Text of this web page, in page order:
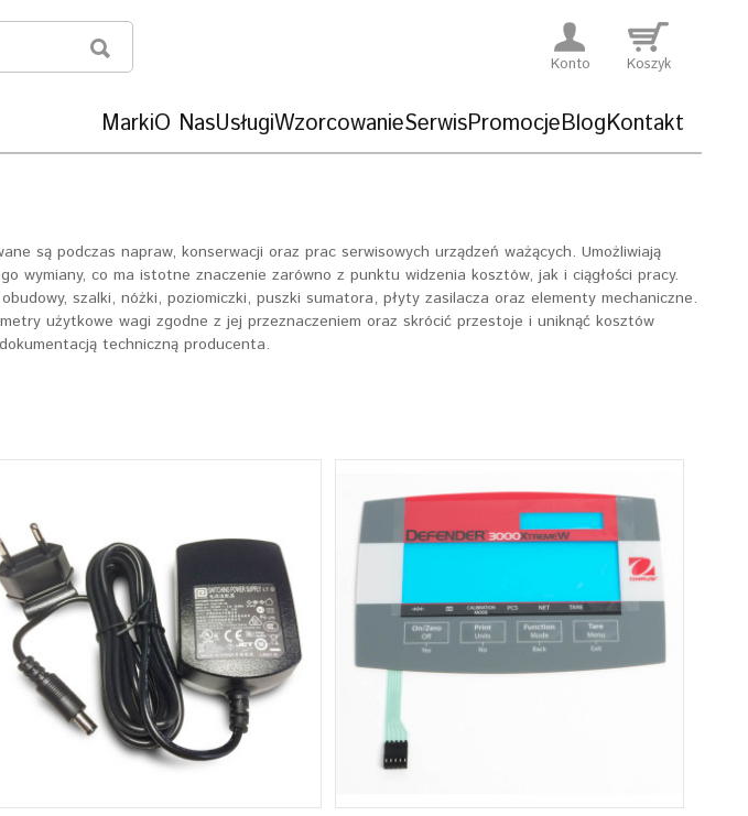
Konto Koszyk
MarkiO NasUsługiWzorcowanieSerwisPromocjeBlogKontakt
są podczas napraw, konserwacji oraz prac serwisowych urządzeń ważących. Umożliwiają
wymiany, co ma istotne znaczenie zarówno z punktu widzenia kosztów, jak i ciągłości pracy.
szalki, nóżki, poziomiczki, puszki sumatora, płyty zasilacza oraz elementy mechaniczne.
użytkowe wagi zgodne z jej przeznaczeniem oraz skrócić przestoje i uniknąć kosztów
techniczną producenta.